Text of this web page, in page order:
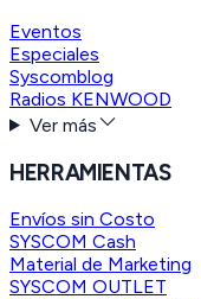
Eventos
Especiales
Syscomblog
Radios KENWOOD
Ver más
HERRAMIENTAS
Envíos sin Costo
SYSCOM Cash
Material de Marketing
SYSCOM OUTLET